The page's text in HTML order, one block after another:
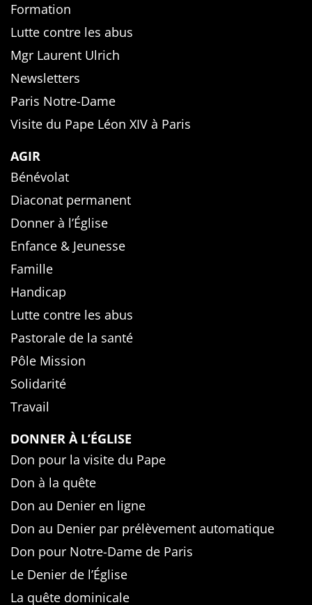
Formation
Lutte contre les abus
Mgr Laurent Ulrich
Newsletters
Paris Notre-Dame
Visite du Pape Léon XIV à Paris
AGIR
Bénévolat
Diaconat permanent
Donner à l’Église
Enfance & Jeunesse
Famille
Handicap
Lutte contre les abus
Pastorale de la santé
Pôle Mission
Solidarité
Travail
DONNER À L’ÉGLISE
Don pour la visite du Pape
Don à la quête
Don au Denier en ligne
Don au Denier par prélèvement automatique
Don pour Notre-Dame de Paris
Le Denier de l’Église
La quête dominicale